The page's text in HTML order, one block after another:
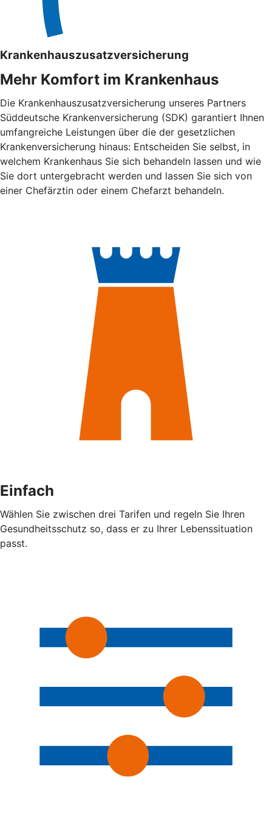
Krankenhauszusatzversicherung
Mehr Komfort im Krankenhaus
Die Krankenhauszusatzversicherung unseres Partners
Süddeutsche Krankenversicherung (SDK) garantiert Ihnen
umfangreiche Leistungen über die der gesetzlichen
Krankenversicherung hinaus: Entscheiden Sie selbst, in
welchem Krankenhaus Sie sich behandeln lassen und wie
Sie dort untergebracht werden und lassen Sie sich von
einer Chefärztin oder einem Chefarzt behandeln.
Einfach
Wählen Sie zwischen drei Tarifen und regeln Sie Ihren
Gesundheitsschutz so, dass er zu Ihrer Lebenssituation
passt.